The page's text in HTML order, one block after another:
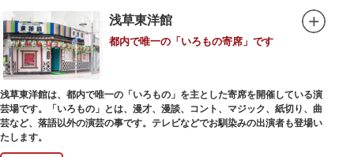
浅草東洋館
都内で唯一の「いろもの寄席」です
浅草東洋館は、都内で唯一の「いろもの」を主とした寄席を開催している演
芸場です。「いろもの」とは、漫才、漫談、コント、マジック、紙切り、曲
芸など、落語以外の演芸の事です。テレビなどでお馴染みの出演者も登場い
たします。